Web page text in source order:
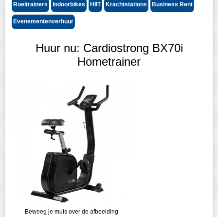
Roeitrainers Indoorbikes HIIT Krachtstations Business Rent
Evenementenverhuur
Huur nu: Cardiostrong BX70i
Hometrainer
Beweeg je muis over de afbeelding